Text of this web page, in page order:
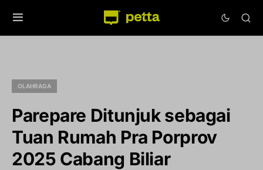
OLAHRAGA
Parepare Ditunjuk sebagai
Tuan Rumah Pra Porprov
2025 Cabang Biliar